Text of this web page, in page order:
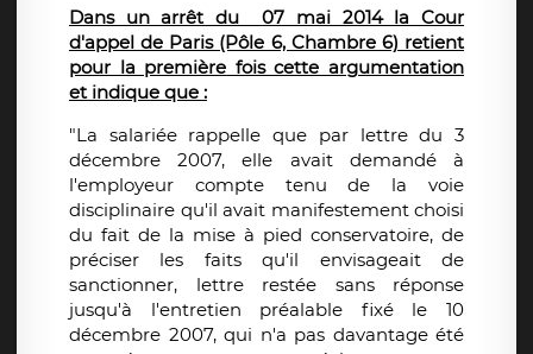
Dans un arrêt du 07 mai 2014 la Cour
d'appel de Paris (Pôle 6, Chambre 6) retient
pour la première fois cette argumentation
et indique que :
"La salariée rappelle que par lettre du 3
décembre 2007, elle avait demandé à
l'employeur compte tenu de la voie
disciplinaire qu'il avait manifestement choisi
du fait de la mise à pied conservatoire, de
préciser les faits qu'il envisageait de
sanctionner, lettre restée sans réponse
jusqu'à l'entretien préalable fixé le 10
décembre 2007, qui n'a pas davantage été